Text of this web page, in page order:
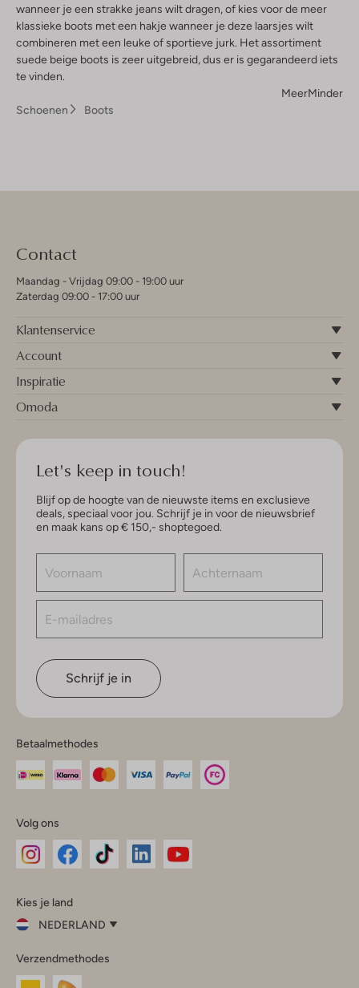
wanneer je een strakke jeans wilt dragen, of kies voor de meer
klassieke boots met een hakje wanneer je deze laarsjes wilt
combineren met een leuke of sportieve jurk. Het assortiment
suede beige boots is zeer uitgebreid, dus er is gegarandeerd iets
te vinden.
MeerMinder
Schoenen
Boots
Contact
Maandag - Vrijdag 09:00 - 19:00 uur
Zaterdag 09:00 - 17:00 uur
Klantenservice
Account
Inspiratie
Omoda
Let's keep in touch!
Blijf op de hoogte van de nieuwste items en exclusieve
deals, speciaal voor jou. Schrijf je in voor de nieuwsbrief
en maak kans op € 150,- shoptegoed.
Schrijf je in
Betaalmethodes
Volg ons
InstagramFacebook
Kies je land
NEDERLAND
je
land
Verzendmethodes